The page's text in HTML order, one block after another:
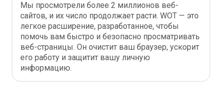
Мы просмотрели более 2 миллионов веб-
сайтов, и их число продолжает расти. WOT — это
легкое расширение, разработанное, чтобы
помочь вам быстро и безопасно просматривать
веб-страницы. Он очистит ваш браузер, ускорит
его работу и защитит вашу личную
информацию.